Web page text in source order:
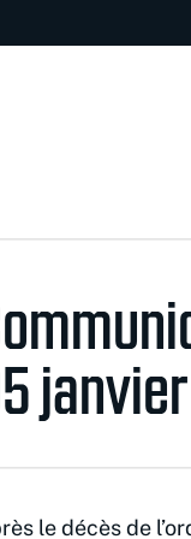
le décès de